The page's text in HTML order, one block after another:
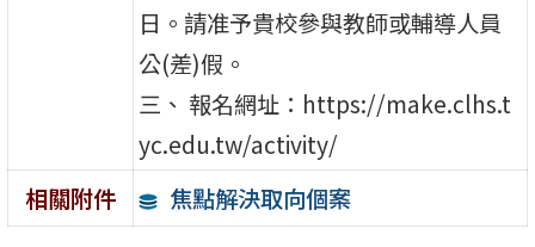
日。請准予貴校參與教師或輔導人員
公(差)假。
三、 報名網址：https://make.clhs.t
yc.edu.tw/activity/
相關附件
焦點解決取向個案